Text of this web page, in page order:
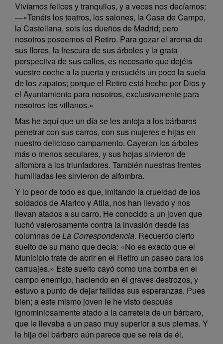
Vivíamos felices y tranquilos, y a veces nos decíamos:
—«Tenéis los teatros, los salones, la Casa de Campo,
la Castellana, sois los dueños de Madrid; pero
nosotros poseemos el Retiro. Para gozar el aroma de
sus flores, la frescura de sus árboles y la grata
perspectiva de sus calles, es necesario que dejéis
vuestro coche a la puerta y ensuciéis un poco la suela
de los zapatos; porque el Retiro está hecho por Dios y
el Ayuntamiento para nosotros, exclusivamente para
nosotros los villanos.»
Mas he aquí que un día se les antoja a los bárbaros
penetrar con sus carros, con sus mujeres e hijas en
nuestro delicioso campamento. Cayeron los árboles
más o menos seculares, y sus hojas sirvieron de
alfombra a los triunfadores. También nuestras frentes
humilladas les sirvieron de alfombra.
Y lo peor de todo es que, imitando la crueldad de los
soldados de Alarico y Atila, nos han llevado y nos
llevan atados a su carro. He conocido a un joven que
luchó valerosamente contra la invasión desde las
columnas de La Correspondencia. Recuerdo cierto
suelto de su mano que decía: «No es exacto que el
Municipio trate de abrir en el Retiro un paseo para los
carruajes.» Este suelto cayó como una bomba en el
campo enemigo, haciendo en él graves destrozos, y
estuvo a punto de dejar fallidas sus esperanzas. Pues
bien; a este mismo joven le he visto después
ignominiosamente atado a la carretela de un bárbaro,
que le llevaba a un paso muy superior a sus piernas. Y
la hija del bárbaro aún parece que se reía de él.